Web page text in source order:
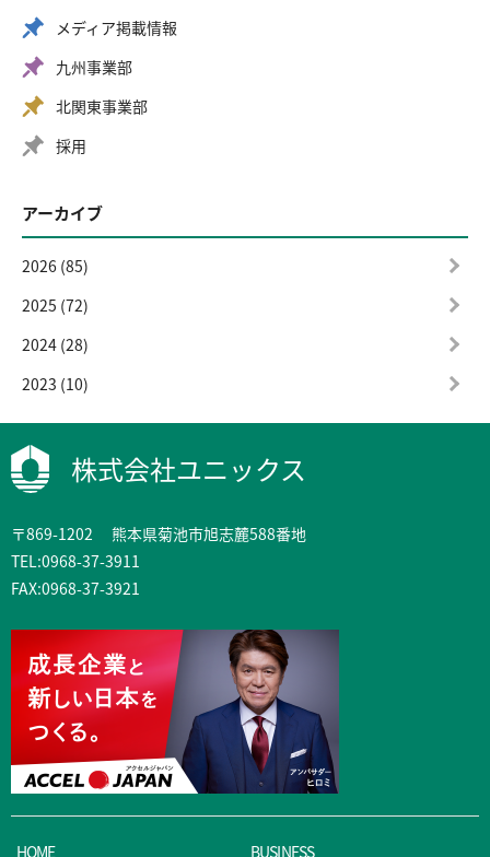
メディア掲載情報
九州事業部
北関東事業部
採用
アーカイブ
2026 (85)
2025 (72)
2024 (28)
2023 (10)
株式会社ユニックス
〒869-1202 熊本県菊池市旭志麓588番地
TEL:0968-37-3911
FAX:0968-37-3921
HOME BUSINESS